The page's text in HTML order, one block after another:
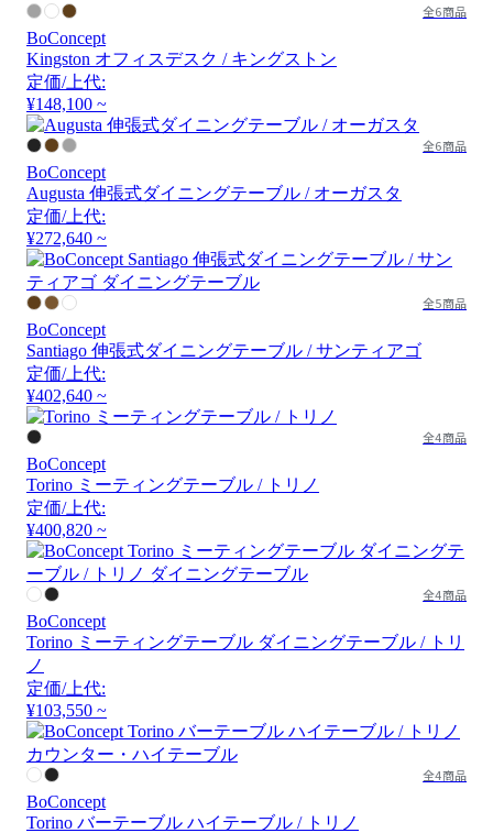
全6商品
BoConcept
Kingston オフィスデスク / キングストン
定価/上代:
¥148,100 ~
全6商品
BoConcept
Augusta 伸張式ダイニングテーブル / オーガスタ
定価/上代:
¥272,640 ~
全5商品
BoConcept
Santiago 伸張式ダイニングテーブル / サンティアゴ
定価/上代:
¥402,640 ~
全4商品
BoConcept
Torino ミーティングテーブル / トリノ
定価/上代:
¥400,820 ~
全4商品
BoConcept
Torino ミーティングテーブル ダイニングテーブル / トリ
ノ
定価/上代:
¥103,550 ~
全4商品
BoConcept
Torino バーテーブル ハイテーブル / トリノ